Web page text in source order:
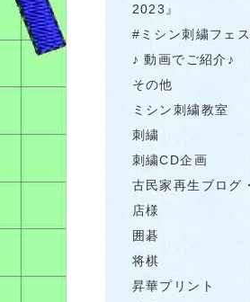
2023』
#ミシン刺繍フェ
♪ 動画でご紹介♪
その他
ミシン刺繍教室
刺繍
刺繍CD企画
古民家再生ブログ
店様
囲碁
将棋
昇華プリント